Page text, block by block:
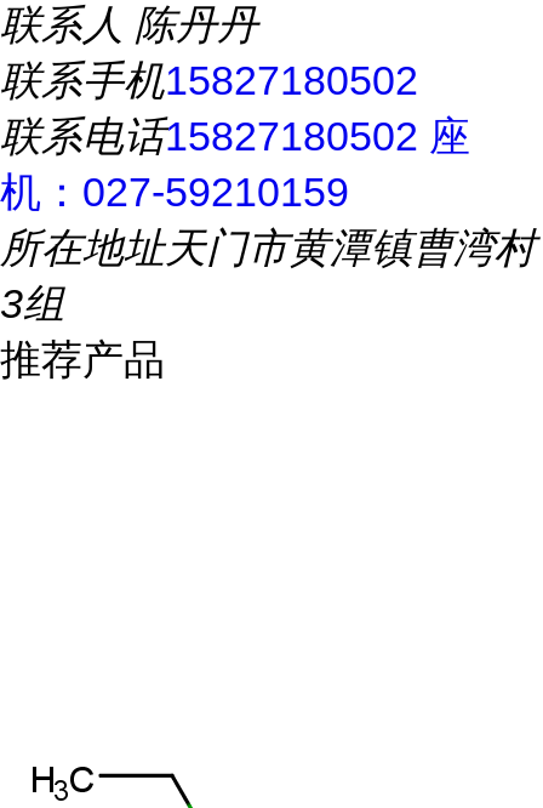
联系人 陈丹丹
联系手机15827180502
联系电话15827180502 座
机：027-59210159
所在地址天门市黄潭镇曹湾村
3组
推荐产品